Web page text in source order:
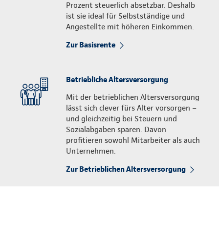
Prozent steuerlich absetzbar. Deshalb
ist sie ideal für Selbstständige und
Angestellte mit höheren Einkommen.
Zur Basisrente
Betriebliche Altersversorgung
Mit der betrieblichen Altersversorgung
lässt sich clever fürs Alter vorsorgen –
und gleichzeitig bei Steuern und
Sozialabgaben sparen. Davon
profitieren sowohl Mitarbeiter als auch
Unternehmen.
Zur Betrieblichen Altersversorgung